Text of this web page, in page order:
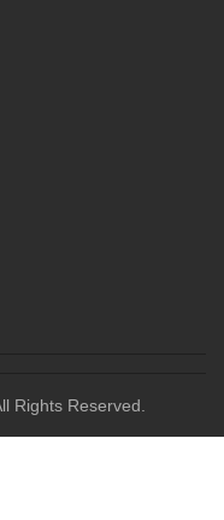
Rights Reserved.